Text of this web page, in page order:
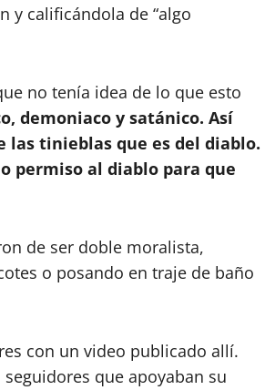
y calificándola de “algo
no tenía idea de lo que esto
demoniaco y satánico. Así
las tinieblas que es del diablo.
permiso al diablo para que
de ser doble moralista,
o posando en traje de baño
con un video publicado allí.
que apoyaban su